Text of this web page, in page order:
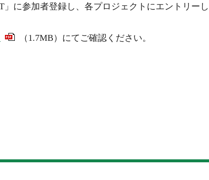
に参加者登録し、各プロジェクトにエントリー
（1.7MB）にてご確認ください。